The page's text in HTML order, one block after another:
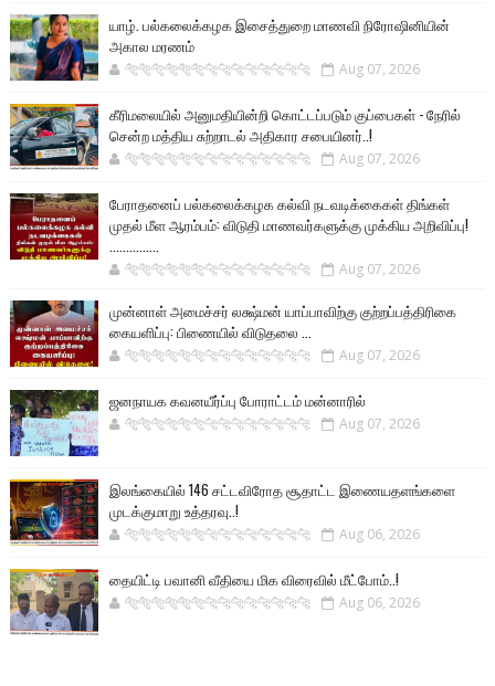
யாழ். பல்கலைக்கழக இசைத்துறை மாணவி நிரோஷினியின்
அகால மரணம்
🐅🐅🐅🐅🐅🐅🐆🐆🐆🐆🐆🐆🐆🐆 Aug 07, 2026
கீரிமலையில் அனுமதியின்றி கொட்டப்படும் குப்பைகள் - நேரில்
சென்ற மத்திய சுற்றாடல் அதிகார சபையினர்..!
🐅🐅🐅🐅🐅🐅🐆🐆🐆🐆🐆🐆🐆🐆 Aug 07, 2026
பேராதனைப் பல்கலைக்கழக கல்வி நடவடிக்கைகள் திங்கள்
முதல் மீள ஆரம்பம்: விடுதி மாணவர்களுக்கு முக்கிய அறிவிப்பு!
...............
🐅🐅🐅🐅🐅🐅🐆🐆🐆🐆🐆🐆🐆🐆 Aug 07, 2026
முன்னாள் அமைச்சர் லக்ஷ்மன் யாப்பாவிற்கு குற்றப்பத்திரிகை
கையளிப்பு: பிணையில் விடுதலை ...
🐅🐅🐅🐅🐅🐅🐆🐆🐆🐆🐆🐆🐆🐆 Aug 07, 2026
ஜனநாயக கவனயீர்ப்பு போராட்டம் மன்னாரில்
🐅🐅🐅🐅🐅🐅🐆🐆🐆🐆🐆🐆🐆🐆 Aug 07, 2026
இலங்கையில் 146 சட்டவிரோத சூதாட்ட இணையதளங்களை
முடக்குமாறு உத்தரவு..!
🐅🐅🐅🐅🐅🐅🐆🐆🐆🐆🐆🐆🐆🐆 Aug 06, 2026
தையிட்டி பவானி வீதியை மிக விரைவில் மீட்போம்..!
🐅🐅🐅🐅🐅🐅🐆🐆🐆🐆🐆🐆🐆🐆 Aug 06, 2026